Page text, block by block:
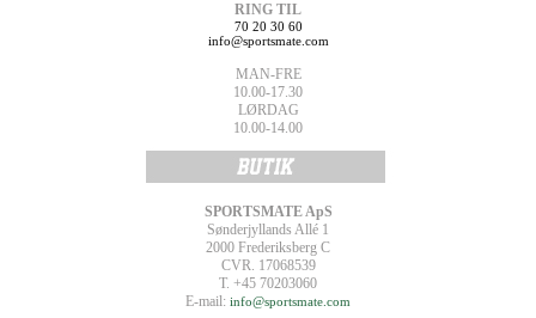
RING TIL
70 20 30 60
info@sportsmate.com
MAN-FRE
10.00-17.30
LØRDAG
10.00-14.00
SPORTSMATE ApS
Sønderjyllands Allé 1
2000 Frederiksberg C
CVR. 17068539
T. +45 70203060
E-mail: info@sportsmate.com